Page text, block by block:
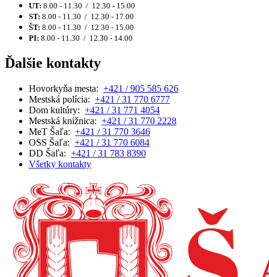
UT: 8.00 - 11.30 / 12.30 - 15.00
ST: 8.00 - 11.30 / 12.30 - 17.00
ŠT: 8.00 - 11.30 / 12.30 - 15.00
PI: 8.00 - 11.30 / 12.30 - 14.00
Ďalšie kontakty
Hovorkyňa mesta: +421 / 905 585 626
Mestská polícia: +421 / 31 770 6777
Dom kultúry: +421 / 31 771 4054
Mestská knižnica: +421 / 31 770 2228
MeT Šaľa: +421 / 31 770 3646
OSS Šaľa: +421 / 31 770 6084
DD Šaľa: +421 / 31 783 8390
Všetky kontakty